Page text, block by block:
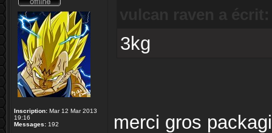
Inscription: Mar 12 Mar 2013
19:16
Messages: 192
3kg
merci gros